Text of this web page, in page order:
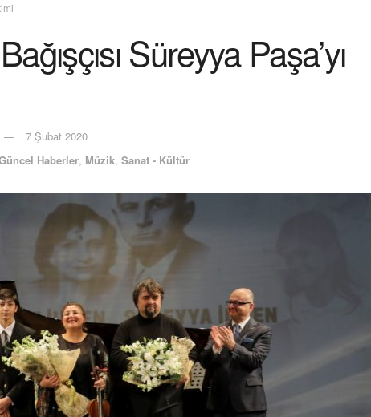
Süreyya Paşa’yı
7 Şubat 2020
Haberler, Müzik, Sanat - Kültür